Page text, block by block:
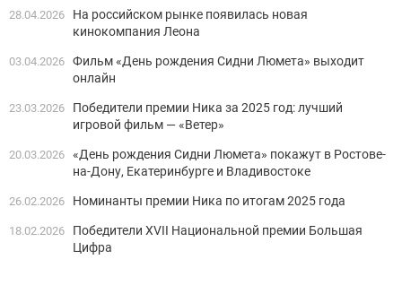
28.04.2026
На российском рынке появилась новая
кинокомпания Леона
03.04.2026 Фильм «День рождения Сидни Люмета» выходит
онлайн
23.03.2026
Победители премии Ника за 2025 год: лучший
игровой фильм — «Ветер»
20.03.2026 «День рождения Сидни Люмета» покажут в Ростове-
на-Дону, Екатеринбурге и Владивостоке
26.02.2026 Номинанты премии Ника по итогам 2025 года
18.02.2026
Победители XVII Национальной премии Большая
Цифра